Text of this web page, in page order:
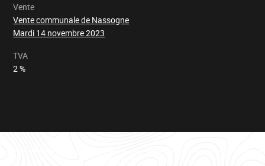
Vente
Vente communale de Nassogne
Mardi 14 novembre 2023
TVA
2 %